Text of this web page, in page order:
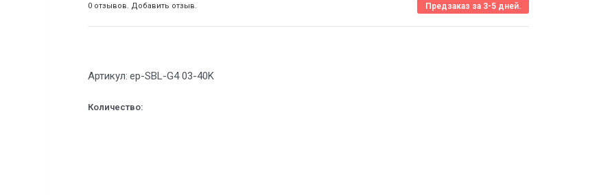
0 отзывов. Добавить отзыв. Предзаказ за 3-5 дней.
Артикул: ep-SBL-G4 03-40K
Количество: